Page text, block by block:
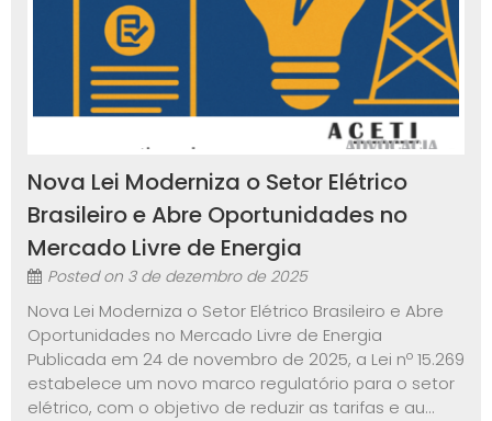
Nova Lei Moderniza o Setor Elétrico
Brasileiro e Abre Oportunidades no
Mercado Livre de Energia
Posted on 3 de dezembro de 2025
Nova Lei Moderniza o Setor Elétrico Brasileiro e Abre
Oportunidades no Mercado Livre de Energia
Publicada em 24 de novembro de 2025, a Lei nº 15.269
estabelece um novo marco regulatório para o setor
elétrico, com o objetivo de reduzir as tarifas e au...